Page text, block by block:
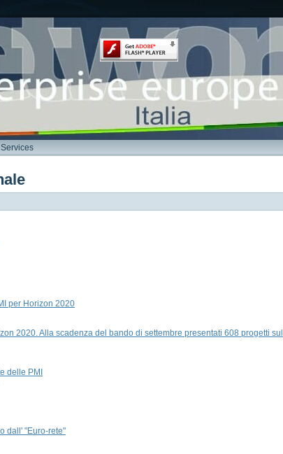
Services
per Horizon 2020
2020. Alla scadenza del bando di settembre presentati 608 progetti sul
delle PMI
dall' "Euro-rete"